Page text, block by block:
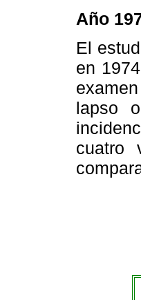
Año
El
en
lapso
cuatro